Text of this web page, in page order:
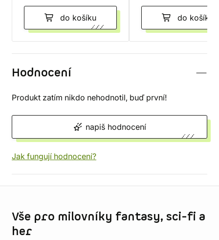
do košíku do košíku
Hodnocení
Produkt zatím nikdo nehodnotil, buď první!
napiš hodnocení
Jak fungují hodnocení?
Vše pro milovníky fantasy, sci-fi a
her